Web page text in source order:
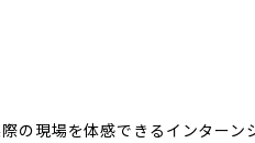
の現場を体感できるインター